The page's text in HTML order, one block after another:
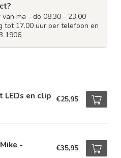
ma - do 08.30 - 23.00
tot 17.00 uur per telefoon en
1906
en clip €25,95
- €35,95